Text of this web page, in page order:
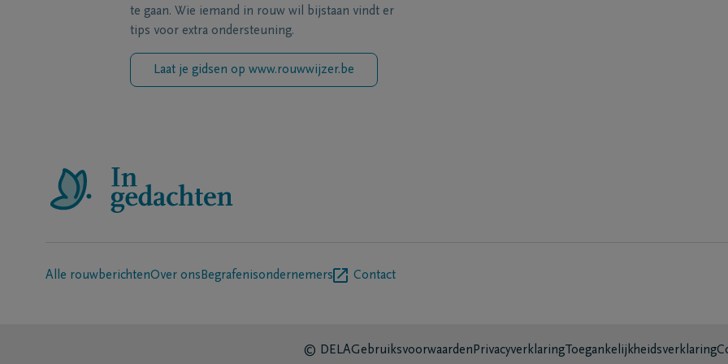
te gaan. Wie iemand in rouw wil bijstaan vindt er
tips voor extra ondersteuning.
Laat je gidsen op www.rouwwijzer.be
Alle rouwberichtenOver ons Begrafenisondernemers Contact
© DELAGebruiksvoorwaarden Privacyverklaring Toegankelijkheidsverklaring